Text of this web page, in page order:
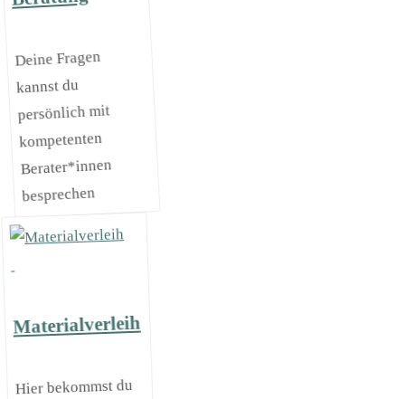
Deine Fragen
kannst du
persönlich mit
kompetenten
Berater*innen
besprechen
Materialverleih
Hier bekommst du